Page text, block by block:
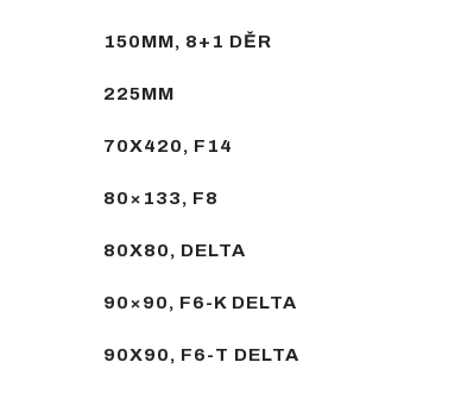
150MM, 8+1 DĚR
225MM
70X420, F14
80×133, F8
80X80, DELTA
90×90, F6-K DELTA
90X90, F6-T DELTA